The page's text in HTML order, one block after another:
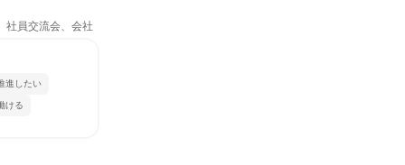
社員交流会、会社
進したい
ける